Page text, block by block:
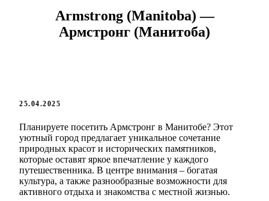
Armstrong (Manitoba) —
Армстронг (Манитоба)
25.04.2025
Планируете посетить Армстронг в Манитобе? Этот
уютный город предлагает уникальное сочетание
природных красот и исторических памятников,
которые оставят яркое впечатление у каждого
путешественника. В центре внимания – богатая
культура, а также разнообразные возможности для
активного отдыха и знакомства с местной жизнью.